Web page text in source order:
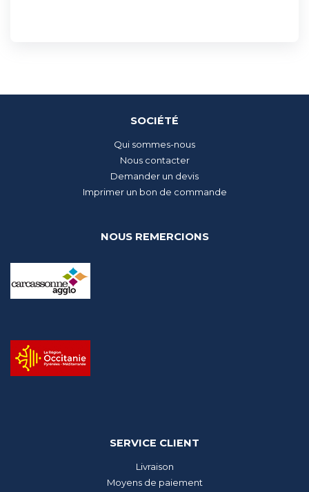
SOCIÉTÉ
Qui sommes-nous
Nous contacter
Demander un devis
Imprimer un bon de commande
NOUS REMERCIONS
SERVICE CLIENT
Livraison
Moyens de paiement